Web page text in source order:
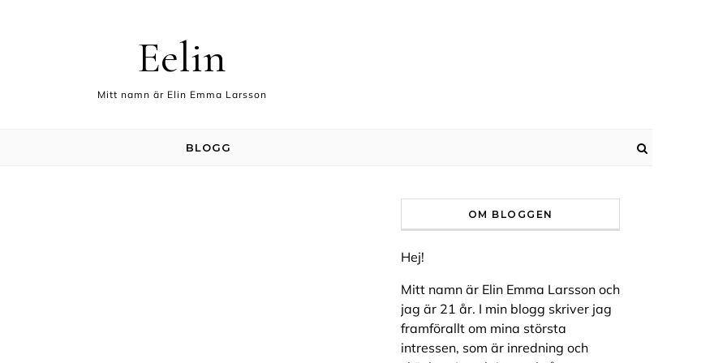
Eelin
Mitt namn är Elin Emma Larsson
BLOGG
OM BLOGGEN
Hej!
Mitt namn är Elin Emma Larsson och
jag är 21 år. I min blogg skriver jag
framförallt om mina största
intressen, som är inredning och